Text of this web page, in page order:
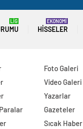
LİG
HISSELER
EKONOMİ
Foto Galeri
Video Galeri
Yazarlar
Gazeteler
Sıcak Haber